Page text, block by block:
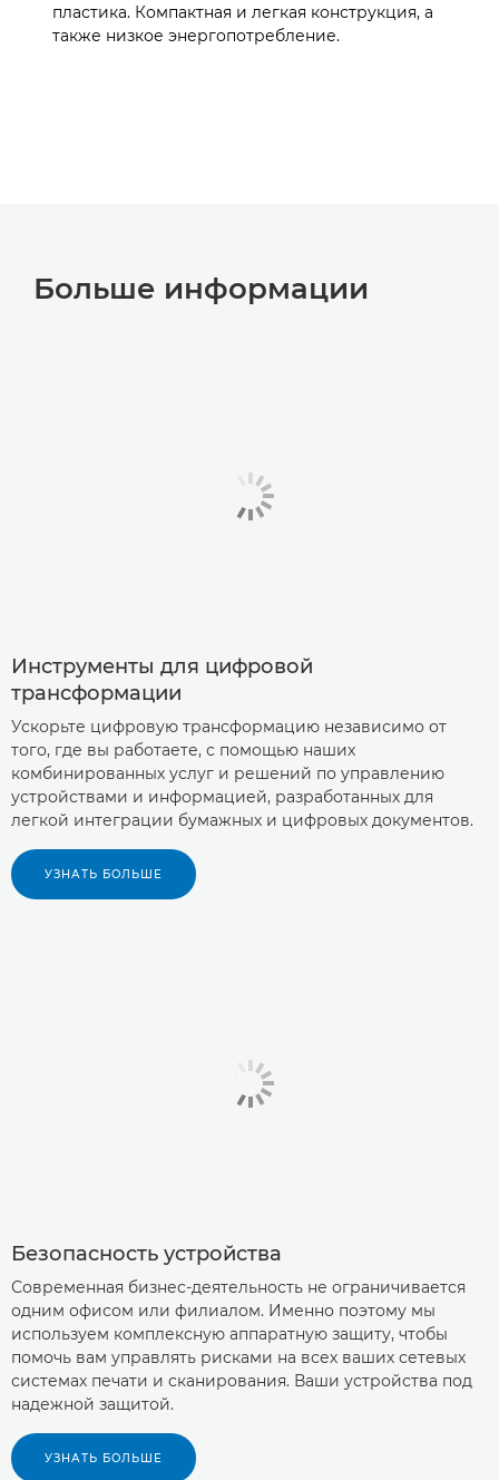
пластика. Компактная и легкая конструкция, а
также низкое энергопотребление.
Больше информации
Инструменты для цифровой
трансформации
Ускорьте цифровую трансформацию независимо от
того, где вы работаете, с помощью наших
комбинированных услуг и решений по управлению
устройствами и информацией, разработанных для
легкой интеграции бумажных и цифровых документов.
УЗНАТЬ БОЛЬШЕ
Безопасность устройства
Современная бизнес-деятельность не ограничивается
одним офисом или филиалом. Именно поэтому мы
используем комплексную аппаратную защиту, чтобы
помочь вам управлять рисками на всех ваших сетевых
системах печати и сканирования. Ваши устройства под
надежной защитой.
УЗНАТЬ БОЛЬШЕ